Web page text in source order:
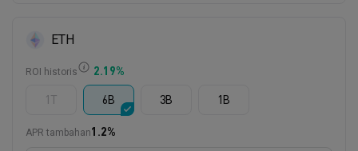
ETH
ROI historis 2.19%
1T 6B 3B 1B
APR tambahan1.2%